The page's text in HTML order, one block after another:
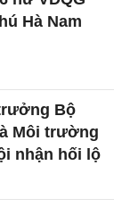
Hà Nam
Bộ
Môi trường
nhận hối lộ